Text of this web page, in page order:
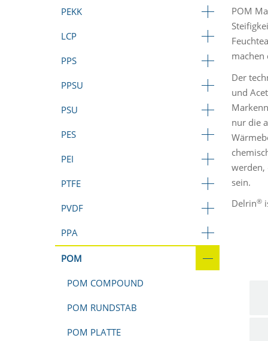
PEKK
LCP
PPS
PPSU
PSU
PES
PEI
PTFE
PVDF
PPA
POM
POM COMPOUND
POM RUNDSTAB
POM PLATTE
POM
machen
Der
und
nur die
werden,
sein.
Delrin®